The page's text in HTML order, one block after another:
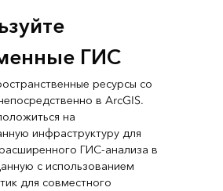
ГИС
ресурсы со
в ArcGIS.
на
инфраструктуру для
ГИС-анализа в
с использованием
для совместного